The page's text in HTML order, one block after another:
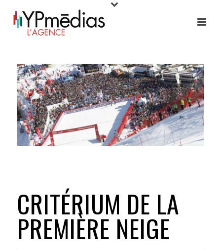
CRITÉRIUM DE LA
PREMIÈRE NEIGE